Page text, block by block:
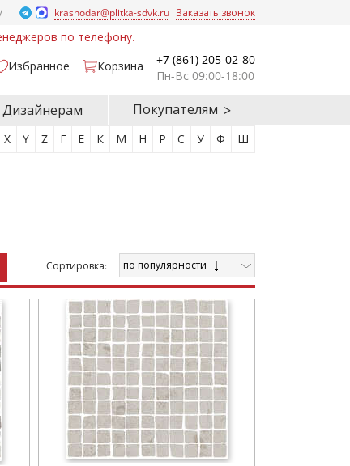
krasnodar@plitka-sdvk.ru Заказать звонок
по телефону.
Избранное Корзина
+7 (861) 205-02-80
Пн-Вс 09:00-18:00
Дизайнерам Покупателям
X Y Z Г Е К М Н Р С У Ф Ш
Cортировка: по популярности